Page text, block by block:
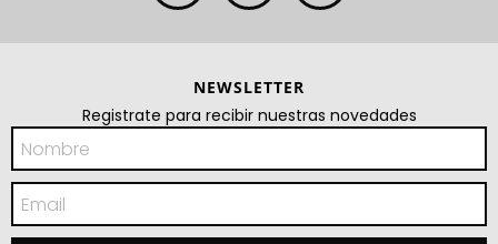
NEWSLETTER
Registrate para recibir nuestras novedades